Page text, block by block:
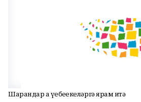
Шарандар ҙа үҙебеҙҙекеләргә ярҙам итә